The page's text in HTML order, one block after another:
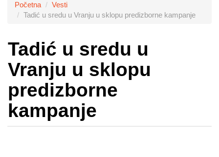
Početna
Vesti
Tadić u sredu u Vranju u sklopu predizborne kampanje
Tadić u sredu u
Vranju u sklopu
predizborne
kampanje